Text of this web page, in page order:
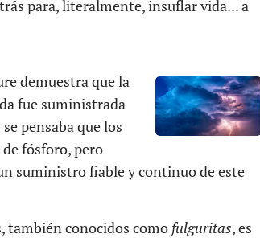
para, literalmente, insuflar vida... a
demuestra que la
fue suministrada
pensaba que los
fósforo, pero
suministro fiable y continuo de este
también conocidos como fulguritas, es